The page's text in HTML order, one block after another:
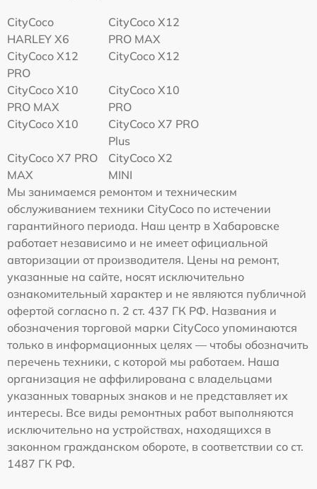
CityCoco
HARLEY X6
CityCoco X12
PRO MAX
CityCoco X12
PRO
CityCoco X12
CityCoco X10
PRO MAX
CityCoco X10
PRO
CityCoco X10
CityCoco X7 PRO
Plus
CityCoco X7 PRO
MAX
CityCoco X2
MINI
Мы занимаемся ремонтом и техническим
обслуживанием техники CityCoco по истечении
гарантийного периода. Наш центр в Хабаровске
работает независимо и не имеет официальной
авторизации от производителя. Цены на ремонт,
указанные на сайте, носят исключительно
ознакомительный характер и не являются публичной
офертой согласно п. 2 ст. 437 ГК РФ. Названия и
обозначения торговой марки CityCoco упоминаются
только в информационных целях — чтобы обозначить
перечень техники, с которой мы работаем. Наша
организация не аффилирована с владельцами
указанных товарных знаков и не представляет их
интересы. Все виды ремонтных работ выполняются
исключительно на устройствах, находящихся в
законном гражданском обороте, в соответствии со ст.
1487 ГК РФ.